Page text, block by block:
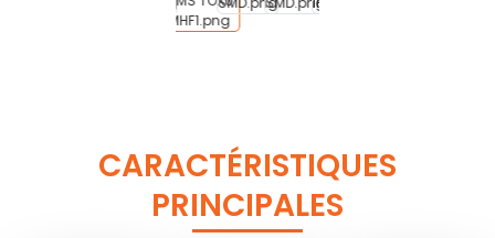
CARACTÉRISTIQUES
PRINCIPALES